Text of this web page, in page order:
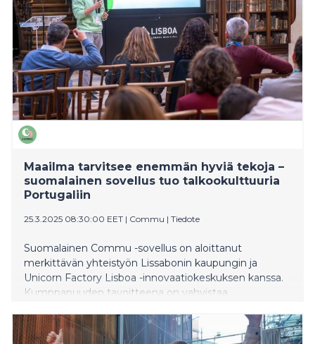
Maailma tarvitsee enemmän hyviä tekoja –
suomalainen sovellus tuo talkookulttuuria
Portugaliin
25.3.2025 08:30:00 EET | Commu | Tiedote
Suomalainen Commu -sovellus on aloittanut
merkittävän yhteistyön Lissabonin kaupungin ja
Unicorn Factory Lisboa -innovaatiokeskuksen kanssa.
Kumppanuuden tavoitteena on vahvistaa
kotoutumista ja tarjota ratkaisuja yksinäisyyden
haasteisiin Portugalin pääkaupungissa. Sovellus